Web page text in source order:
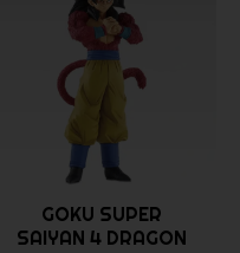
GOKU SUPER
SAIYAN 4 DRAGON